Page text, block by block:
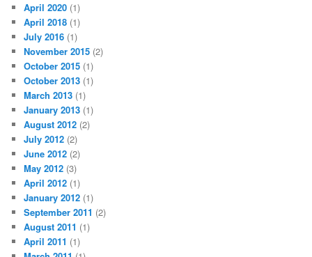
April 2020 (1)
April 2018 (1)
July 2016 (1)
November 2015 (2)
October 2015 (1)
October 2013 (1)
March 2013 (1)
January 2013 (1)
August 2012 (2)
July 2012 (2)
June 2012 (2)
May 2012 (3)
April 2012 (1)
January 2012 (1)
September 2011 (2)
August 2011 (1)
April 2011 (1)